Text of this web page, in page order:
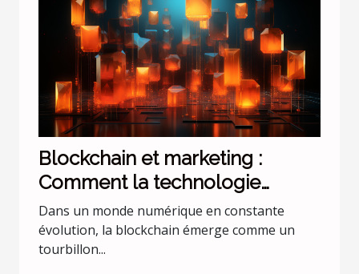
Blockchain et marketing :
Comment la technologie
change les règles du jeu
Dans un monde numérique en constante
évolution, la blockchain émerge comme un
tourbillon...